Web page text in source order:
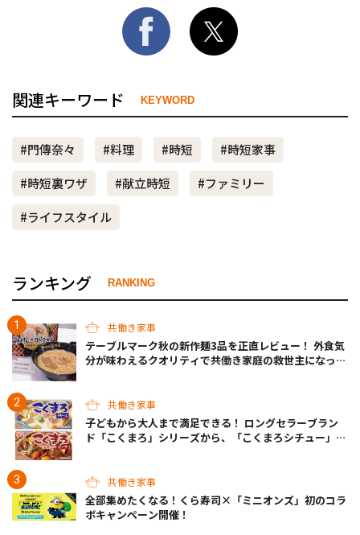
関連キーワード KEYWORD
#門傳奈々 #料理 #時短
#時短家事
#時短裏ワザ
#献立時短
#ファミリー
#ライフスタイル
ランキング RANKING
共働き家事
テーブルマーク秋の新作麺3品を正直レビュー！ 外食気
分が味わえるクオリティで共働き家庭の救世主になって
共働き家事
子どもから大人まで満足できる！ ロングセラーブラン
ド「こくまろ」シリーズから、「こくまろシチュー」＜
共働き家事
全部集めたくなる！くら寿司×「ミニオンズ」初のコラ
ボキャンペーン開催！